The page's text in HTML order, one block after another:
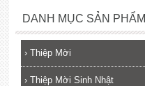
DANH MỤC SẢN PHẨM
› Thiệp Mời
› Thiệp Mời Sinh Nhật